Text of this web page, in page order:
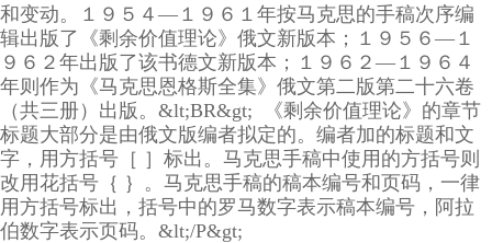
和变动。１９５４—１９６１年按马克思的手稿次序编
辑出版了《剩余价值理论》俄文新版本；１９５６—１
９６２年出版了该书德文新版本；１９６２—１９６４
年则作为《马克思恩格斯全集》俄文第二版第二十六卷
（共三册）出版。&lt;BR&gt; 《剩余价值理论》的章节
标题大部分是由俄文版编者拟定的。编者加的标题和文
字，用方括号［ ］标出。马克思手稿中使用的方括号则
改用花括号｛ ｝。马克思手稿的稿本编号和页码，一律
用方括号标出，括号中的罗马数字表示稿本编号，阿拉
伯数字表示页码。&lt;/P&gt;